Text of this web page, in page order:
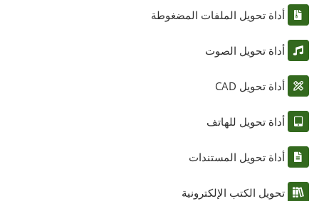
أداة تحويل الملفات المضغوطة
أداة تحويل الصوت
أداة تحويل CAD
أداة تحويل للهاتف
أداة تحويل المستندات
تحويل الكتب الإلكترونية